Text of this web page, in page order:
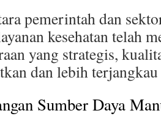
pemerintah dan
kesehatan telah
yang strategis,
dan lebih
Sumber Daya